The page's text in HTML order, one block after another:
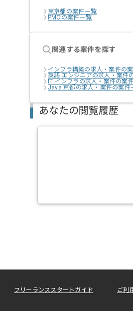
東京都の案件一覧
PMOの案件一覧
関連する案件を探す
インフラ構築の求人・案件の
英語 エンジニアの求人・案件
IT インフラの求人・案件の案
Java 京都の求人・案件の案件
あなたの閲覧履歴
フリーランススタートガイド ご利